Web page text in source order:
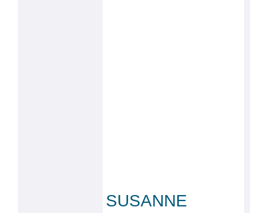
SUSANNE